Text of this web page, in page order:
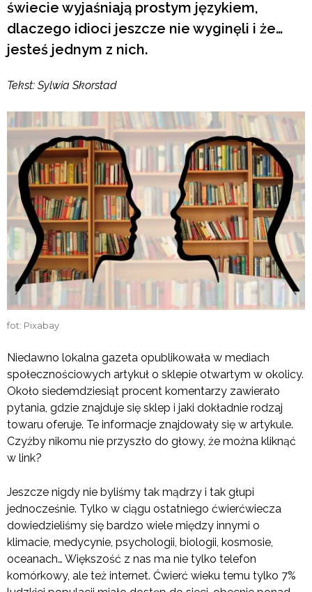
świecie wyjaśniają prostym językiem,
dlaczego idioci jeszcze nie wyginęli i że…
jesteś jednym z nich.
Tekst: Sylwia Skorstad
fot: Pixabay
Niedawno lokalna gazeta opublikowała w mediach
społecznościowych artykuł o sklepie otwartym w okolicy.
Około siedemdziesiąt procent komentarzy zawierało
pytania, gdzie znajduje się sklep i jaki dokładnie rodzaj
towaru oferuje. Te informacje znajdowały się w artykule.
Czyżby nikomu nie przyszło do głowy, że można kliknąć
w link?
Jeszcze nigdy nie byliśmy tak mądrzy i tak głupi
jednocześnie. Tylko w ciągu ostatniego ćwierćwiecza
dowiedzieliśmy się bardzo wiele między innymi o
klimacie, medycynie, psychologii, biologii, kosmosie,
oceanach… Większość z nas ma nie tylko telefon
komórkowy, ale też internet. Ćwierć wieku temu tylko 7%